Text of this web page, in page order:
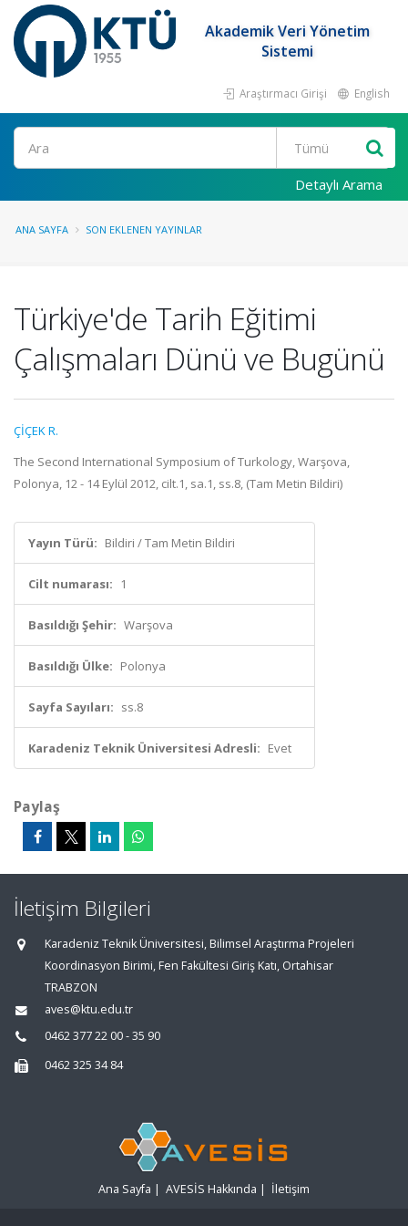
Akademik Veri Yönetim
Sistemi
Araştırmacı Girişi English
Ara
Detaylı Arama
ANA SAYFA SON EKLENEN YAYINLAR
Türkiye'de Tarih Eğitimi
Çalışmaları Dünü ve Bugünü
ÇİÇEK R.
The Second International Symposium of Turkology, Warşova,
Polonya, 12 - 14 Eylül 2012, cilt.1, sa.1, ss.8, (Tam Metin Bildiri)
Yayın Türü: Bildiri / Tam Metin Bildiri
Cilt numarası: 1
Basıldığı Şehir: Warşova
Basıldığı Ülke: Polonya
Sayfa Sayıları: ss.8
Karadeniz Teknik Üniversitesi Adresli: Evet
Paylaş
İletişim Bilgileri
Karadeniz Teknik Üniversitesi, Bilimsel Araştırma Projeleri
Koordinasyon Birimi, Fen Fakültesi Giriş Katı, Ortahisar
TRABZON
aves@ktu.edu.tr
0462 377 22 00 - 35 90
0462 325 34 84
Ana Sayfa | AVESİS Hakkında | İletişim